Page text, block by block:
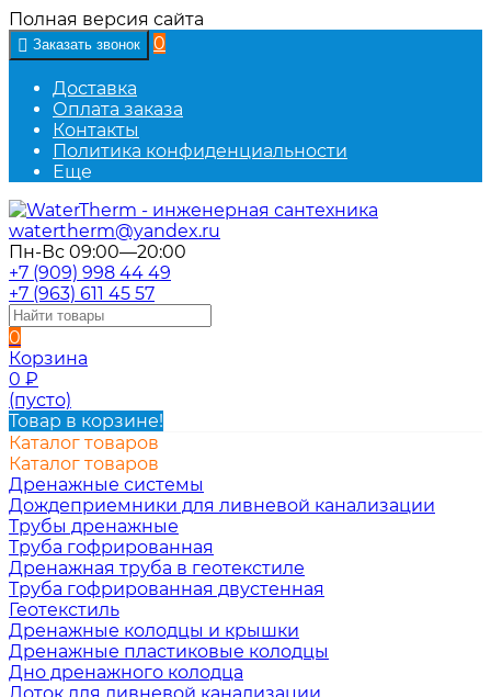
Полная версия сайта
Заказать звонок 0
Доставка
Оплата заказа
Контакты
Политика конфиденциальности
Еще
watertherm@yandex.ru
Пн-Вс 09:00—20:00
+7 (909) 998 44 49
+7 (963) 611 45 57
0
Корзина
0 ₽
(пусто)
Товар в корзине!
Каталог товаров
Каталог товаров
Дренажные системы
Дождеприемники для ливневой канализации
Трубы дренажные
Труба гофрированная
Дренажная труба в геотекстиле
Труба гофрированная двустенная
Геотекстиль
Дренажные колодцы и крышки
Дренажные пластиковые колодцы
Дно дренажного колодца